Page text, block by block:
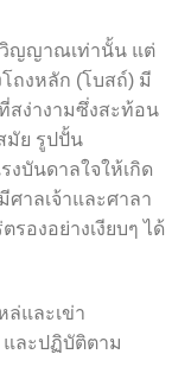
วิญญาณเท่านั้น แต่
ถงหลัก (โบสถ์) มี
สง่างามซึ่งสะท้อน
มัย รูปปั้น
งบันดาลใจให้เกิด
าลเจ้าและศาลา
องอย่างเงียบๆ ได้
ล่และเข่า
และปฏิบัติตาม